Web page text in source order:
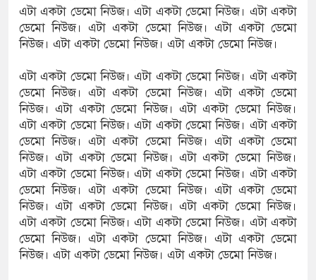
এটা একটা ডেমো নিউজ। এটা একটা ডেমো নিউজ। এটা একটা
ডেমো নিউজ। এটা একটা ডেমো নিউজ। এটা একটা ডেমো
নিউজ। এটা একটা ডেমো নিউজ। এটা একটা ডেমো নিউজ।
এটা একটা ডেমো নিউজ। এটা একটা ডেমো নিউজ। এটা একটা
ডেমো নিউজ। এটা একটা ডেমো নিউজ। এটা একটা ডেমো
নিউজ। এটা একটা ডেমো নিউজ। এটা একটা ডেমো নিউজ।
এটা একটা ডেমো নিউজ। এটা একটা ডেমো নিউজ। এটা একটা
ডেমো নিউজ। এটা একটা ডেমো নিউজ। এটা একটা ডেমো
নিউজ। এটা একটা ডেমো নিউজ। এটা একটা ডেমো নিউজ।
এটা একটা ডেমো নিউজ। এটা একটা ডেমো নিউজ। এটা একটা
ডেমো নিউজ। এটা একটা ডেমো নিউজ। এটা একটা ডেমো
নিউজ। এটা একটা ডেমো নিউজ। এটা একটা ডেমো নিউজ।
এটা একটা ডেমো নিউজ। এটা একটা ডেমো নিউজ। এটা একটা
ডেমো নিউজ। এটা একটা ডেমো নিউজ। এটা একটা ডেমো
নিউজ। এটা একটা ডেমো নিউজ। এটা একটা ডেমো নিউজ।